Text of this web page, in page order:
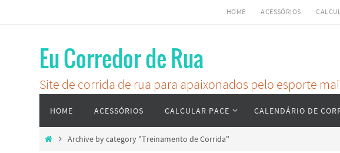
HOME ACESSÓRIOS
Eu Corredor de Rua
Site de corrida de rua para apaixonados pelo esporte
content
HOME ACESSÓRIOS CALCULAR PACE CALENDÁRIO DE
HomeArchive by category "Treinamento de Corrida"